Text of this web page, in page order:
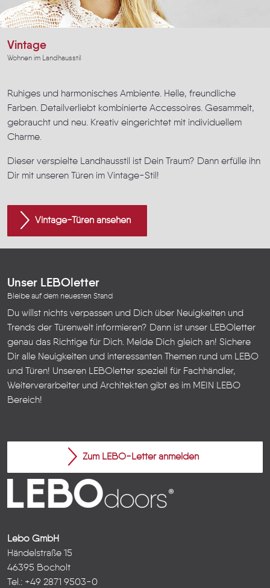
Vintage
Wohnen im Landhausstil
Ruhiges und harmonisches Ambiente. Helle, freundliche
Farben. Detailverliebt kombinierte Accessoires. Gesammelt,
gebraucht und neu. Kreativ eingerichtet mit individuellem
Charme.
Dieser verspielte Landhausstil ist Dein Traum? Dann erfülle ihn
Dir mit unseren Türen im Vintage-Stil!
Vintage-Türen ansehen
Unser LEBOletter
Bleibe auf dem neuesten Stand
Du willst nichts verpassen und Dich über Neuigkeiten und
Trends der Türenwelt informieren? Dann ist unser LEBOletter
genau das Richtige für Dich. Melde Dich gleich an! Sichere
Dir alle Neuigkeiten und interessanten Themen rund um LEBO
und Türen! Unseren LEBOletter speziell für Fachhändler,
Weiterverarbeiter und Architekten gibt es im MEIN LEBO
Bereich!
Zum LEBO-Letter anmelden
Lebo GmbH
Händelstraße 15
46395 Bocholt
Tel.: +49 2871 9503-0